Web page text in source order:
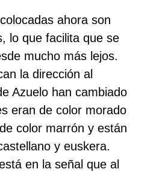
ahora son
lo que facilita que se
mucho más lejos.
la dirección al
Azuelo han cambiado
eran de color morado
color marrón y están
y euskera.
en la señal que al